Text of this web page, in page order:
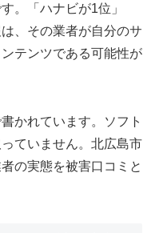
。「ハナビが1位」
、その業者が自分のサ
テンツである可能性が
かれています。ソフト
ていません。北広島市
の実態を被害口コミと